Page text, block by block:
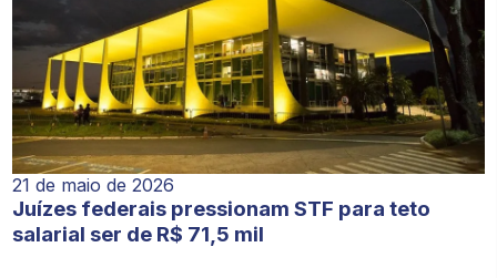
21 de maio de 2026
Juízes federais pressionam STF para teto
salarial ser de R$ 71,5 mil